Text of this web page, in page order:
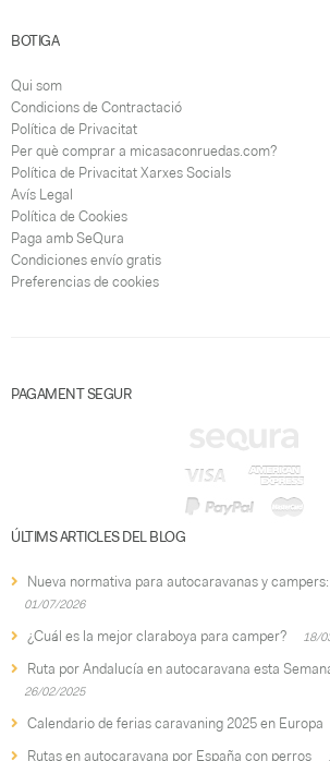
BOTIGA
Qui som
Condicions de Contractació
Política de Privacitat
Per què comprar a micasaconruedas.com?
Política de Privacitat Xarxes Socials
Avís Legal
Política de Cookies
Paga amb SeQura
Condiciones envío gratis
Preferencias de cookies
PAGAMENT SEGUR
ÚLTIMS ARTICLES DEL BLOG
Nueva normativa para autocaravanas y
01/07/2026
¿Cuál es la mejor claraboya para camper? 18/
Ruta por Andalucía en autocaravana esta
26/02/2025
Calendario de ferias caravaning 2025 en Europa
Rutas en autocaravana por España con perros